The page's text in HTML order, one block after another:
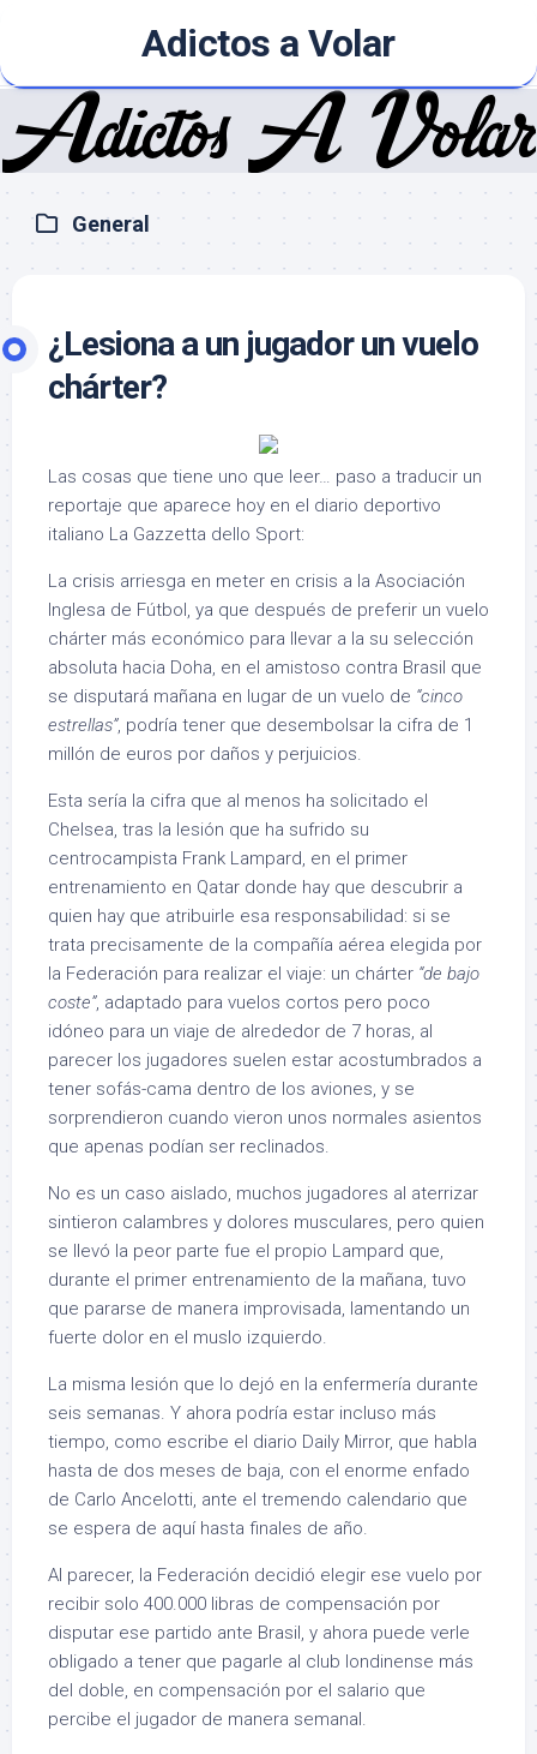
content
Adictos a Volar
General
¿Lesiona a un jugador un vuelo
chárter?
Las cosas que tiene uno que leer… paso a traducir un
reportaje que aparece hoy en el diario deportivo
italiano La Gazzetta dello Sport:
La crisis arriesga en meter en crisis a la Asociación
Inglesa de Fútbol, ya que después de preferir un vuelo
chárter más económico para llevar a la su selección
absoluta hacia Doha, en el amistoso contra Brasil que
se disputará mañana en lugar de un vuelo de “cinco
estrellas”, podría tener que desembolsar la cifra de 1
millón de euros por daños y perjuicios.
Esta sería la cifra que al menos ha solicitado el
Chelsea, tras la lesión que ha sufrido su
centrocampista Frank Lampard, en el primer
entrenamiento en Qatar donde hay que descubrir a
quien hay que atribuirle esa responsabilidad: si se
trata precisamente de la compañía aérea elegida por
la Federación para realizar el viaje: un chárter “de bajo
coste”, adaptado para vuelos cortos pero poco
idóneo para un viaje de alrededor de 7 horas, al
parecer los jugadores suelen estar acostumbrados a
tener sofás-cama dentro de los aviones, y se
sorprendieron cuando vieron unos normales asientos
que apenas podían ser reclinados.
No es un caso aislado, muchos jugadores al aterrizar
sintieron calambres y dolores musculares, pero quien
se llevó la peor parte fue el propio Lampard que,
durante el primer entrenamiento de la mañana, tuvo
que pararse de manera improvisada, lamentando un
fuerte dolor en el muslo izquierdo.
La misma lesión que lo dejó en la enfermería durante
seis semanas. Y ahora podría estar incluso más
tiempo, como escribe el diario Daily Mirror, que habla
hasta de dos meses de baja, con el enorme enfado
de Carlo Ancelotti, ante el tremendo calendario que
se espera de aquí hasta finales de año.
Al parecer, la Federación decidió elegir ese vuelo por
recibir solo 400.000 libras de compensación por
disputar ese partido ante Brasil, y ahora puede verle
obligado a tener que pagarle al club londinense más
del doble, en compensación por el salario que
percibe el jugador de manera semanal.